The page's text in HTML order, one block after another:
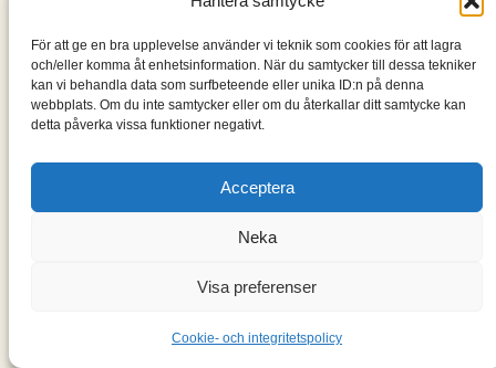
För att ge en bra upplevelse använder vi teknik som cookies för att lagra
och/eller komma åt enhetsinformation. När du samtycker till dessa tekniker
kan vi behandla data som surfbeteende eller unika ID:n på denna
webbplats. Om du inte samtycker eller om du återkallar ditt samtycke kan
detta påverka vissa funktioner negativt.
Acceptera
Neka
Visa preferenser
Cookie- och integritetspolicy
Nästa:Fyren